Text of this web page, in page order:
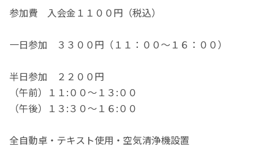
参加費 入会金１１００円（税込）
一日参加 ３３００円（１１：００〜１６：００）
半日参加 ２２００円
（午前）１１:００～１３:００
（午後）１３:３０～１６:００
全自動卓・テキスト使用・空気清浄機設置